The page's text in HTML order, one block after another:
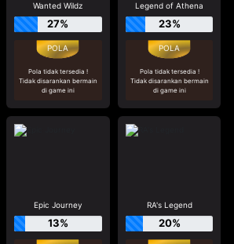
Wanted Wildz
27%
Pola tidak tersedia !
Tidak disarankan bermain
di game ini
Legend of Athena
23%
Pola tidak tersedia !
Tidak disarankan bermain
di game ini
Epic Journey
13%
RA's Legend
20%